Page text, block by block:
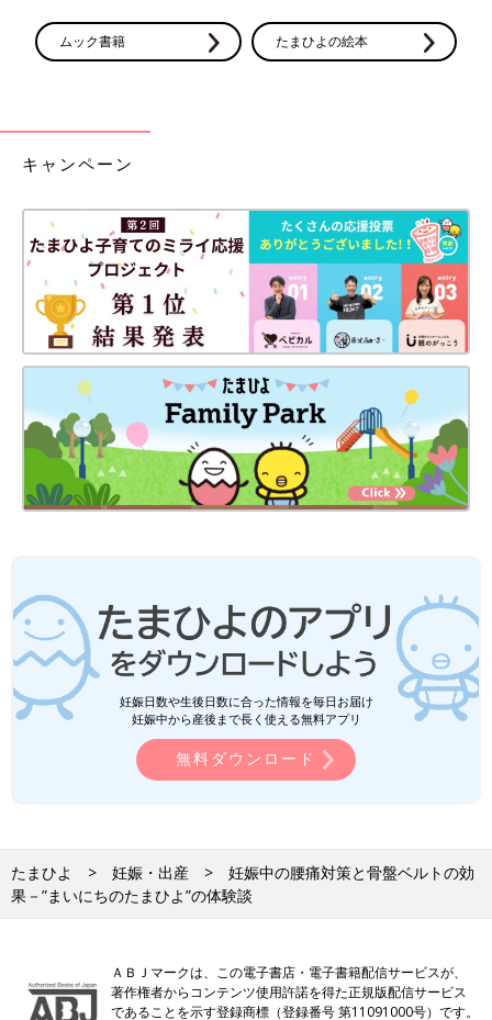
ムック書籍 たまひよの絵本
キャンペーン
妊娠日数や生後日数に合った情報を毎日お届け
妊娠中から産後まで長く使える無料アプリ
無料ダウンロード
たまひよ 妊娠・出産
妊娠中の腰痛対策と骨盤ベルトの効
果－”まいにちのたまひよ”の体験談
ＡＢＪマークは、この電子書店・電子書籍配信サービスが、
著作権者からコンテンツ使用許諾を得た正規版配信サービス
であることを示す登録商標（登録番号 第11091000号）です。